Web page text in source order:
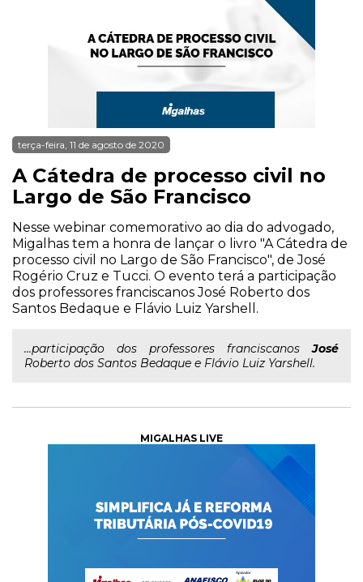
terça-feira, 11 de agosto de 2020
A Cátedra de processo civil no
Largo de São Francisco
Nesse webinar comemorativo ao dia do advogado,
Migalhas tem a honra de lançar o livro "A Cátedra de
processo civil no Largo de São Francisco", de José
Rogério Cruz e Tucci. O evento terá a participação
dos professores franciscanos José Roberto dos
Santos Bedaque e Flávio Luiz Yarshell.
...participação dos professores franciscanosJosé
Roberto dos Santos Bedaque e Flávio Luiz Yarshell.
MIGALHAS LIVE